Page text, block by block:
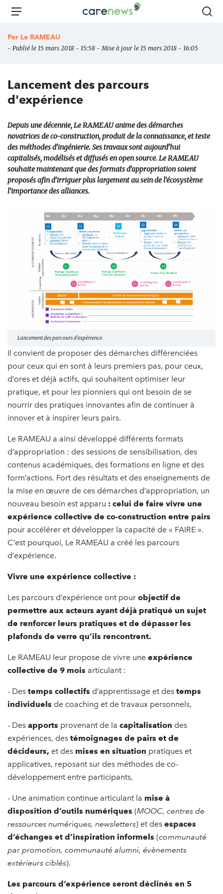
Aller
principal
Carenews,
des
Menu
Par Le RAMEAU
- Publié le 15 mars 2018 - 15:58 - Mise à jour le 15 mars 2018 - 16:05
Lancement des parcours
d'expérience
Depuis une décennie, Le RAMEAU anime des démarches
novatrices de co-construction, produit de la connaissance, et teste
des méthodes d’ingénierie. Ses travaux sont aujourd’hui
capitalisés, modélisés et diffusés en open source. Le RAMEAU
souhaite maintenant que des formats d’appropriation soient
proposés afin d’irriguer plus largement au sein de l’écosystème
l’importance des alliances.
Lancement des parcours d'expérience
Il convient de proposer des démarches différenciées
pour ceux qui en sont à leurs premiers pas, pour ceux,
d’ores et déjà actifs, qui souhaitent optimiser leur
pratique, et pour les pionniers qui ont besoin de se
nourrir des pratiques innovantes afin de continuer à
innover et à inspirer leurs pairs.
Le RAMEAU a ainsi développé différents formats
d’appropriation : des sessions de sensibilisation, des
contenus académiques, des formations en ligne et des
form’actions. Fort des résultats et des enseignements de
la mise en œuvre de ces démarches d’appropriation, un
nouveau besoin est apparu : celui de faire vivre une
expérience collective de co-construction entre pairs
pour accélérer et développer la capacité de « FAIRE ».
C’est pourquoi, Le RAMEAU a créé les parcours
d’expérience.
Vivre une expérience collective :
Les parcours d’expérience ont pour objectif de
permettre aux acteurs ayant déjà pratiqué un sujet
de renforcer leurs pratiques et de dépasser les
plafonds de verre qu’ils rencontrent.
Le RAMEAU leur propose de vivre une expérience
collective de 9 mois articulant :
- Des temps collectifs d’apprentissage et des temps
individuels de coaching et de travaux personnels,
- Des apports provenant de la capitalisation des
expériences, des témoignages de pairs et de
décideurs, et des mises en situation pratiques et
applicatives, reposant sur des méthodes de co-
développement entre participants,
- Une animation continue articulant la mise à
disposition d’outils numériques (MOOC, centres de
ressources numériques, newsletters) et des espaces
d’échanges et d’inspiration informels (communauté
par promotion, communauté alumni, évènements
extérieurs ciblés).
Les parcours d’expérience seront déclinés en 5